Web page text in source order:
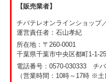
【販売業者】
チバテレオンラインショップ
運営責任者：石山孝紀
所在地：〒260-0001
千葉県千葉市中央区都町1-1-25
電話番号： 0570-030333 チ
（営業時間：10時～17時 ※土